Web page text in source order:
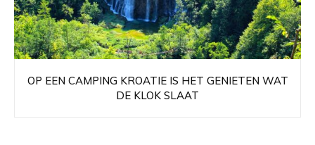
OP EEN CAMPING KROATIE IS HET GENIETEN WAT
DE KLOK SLAAT